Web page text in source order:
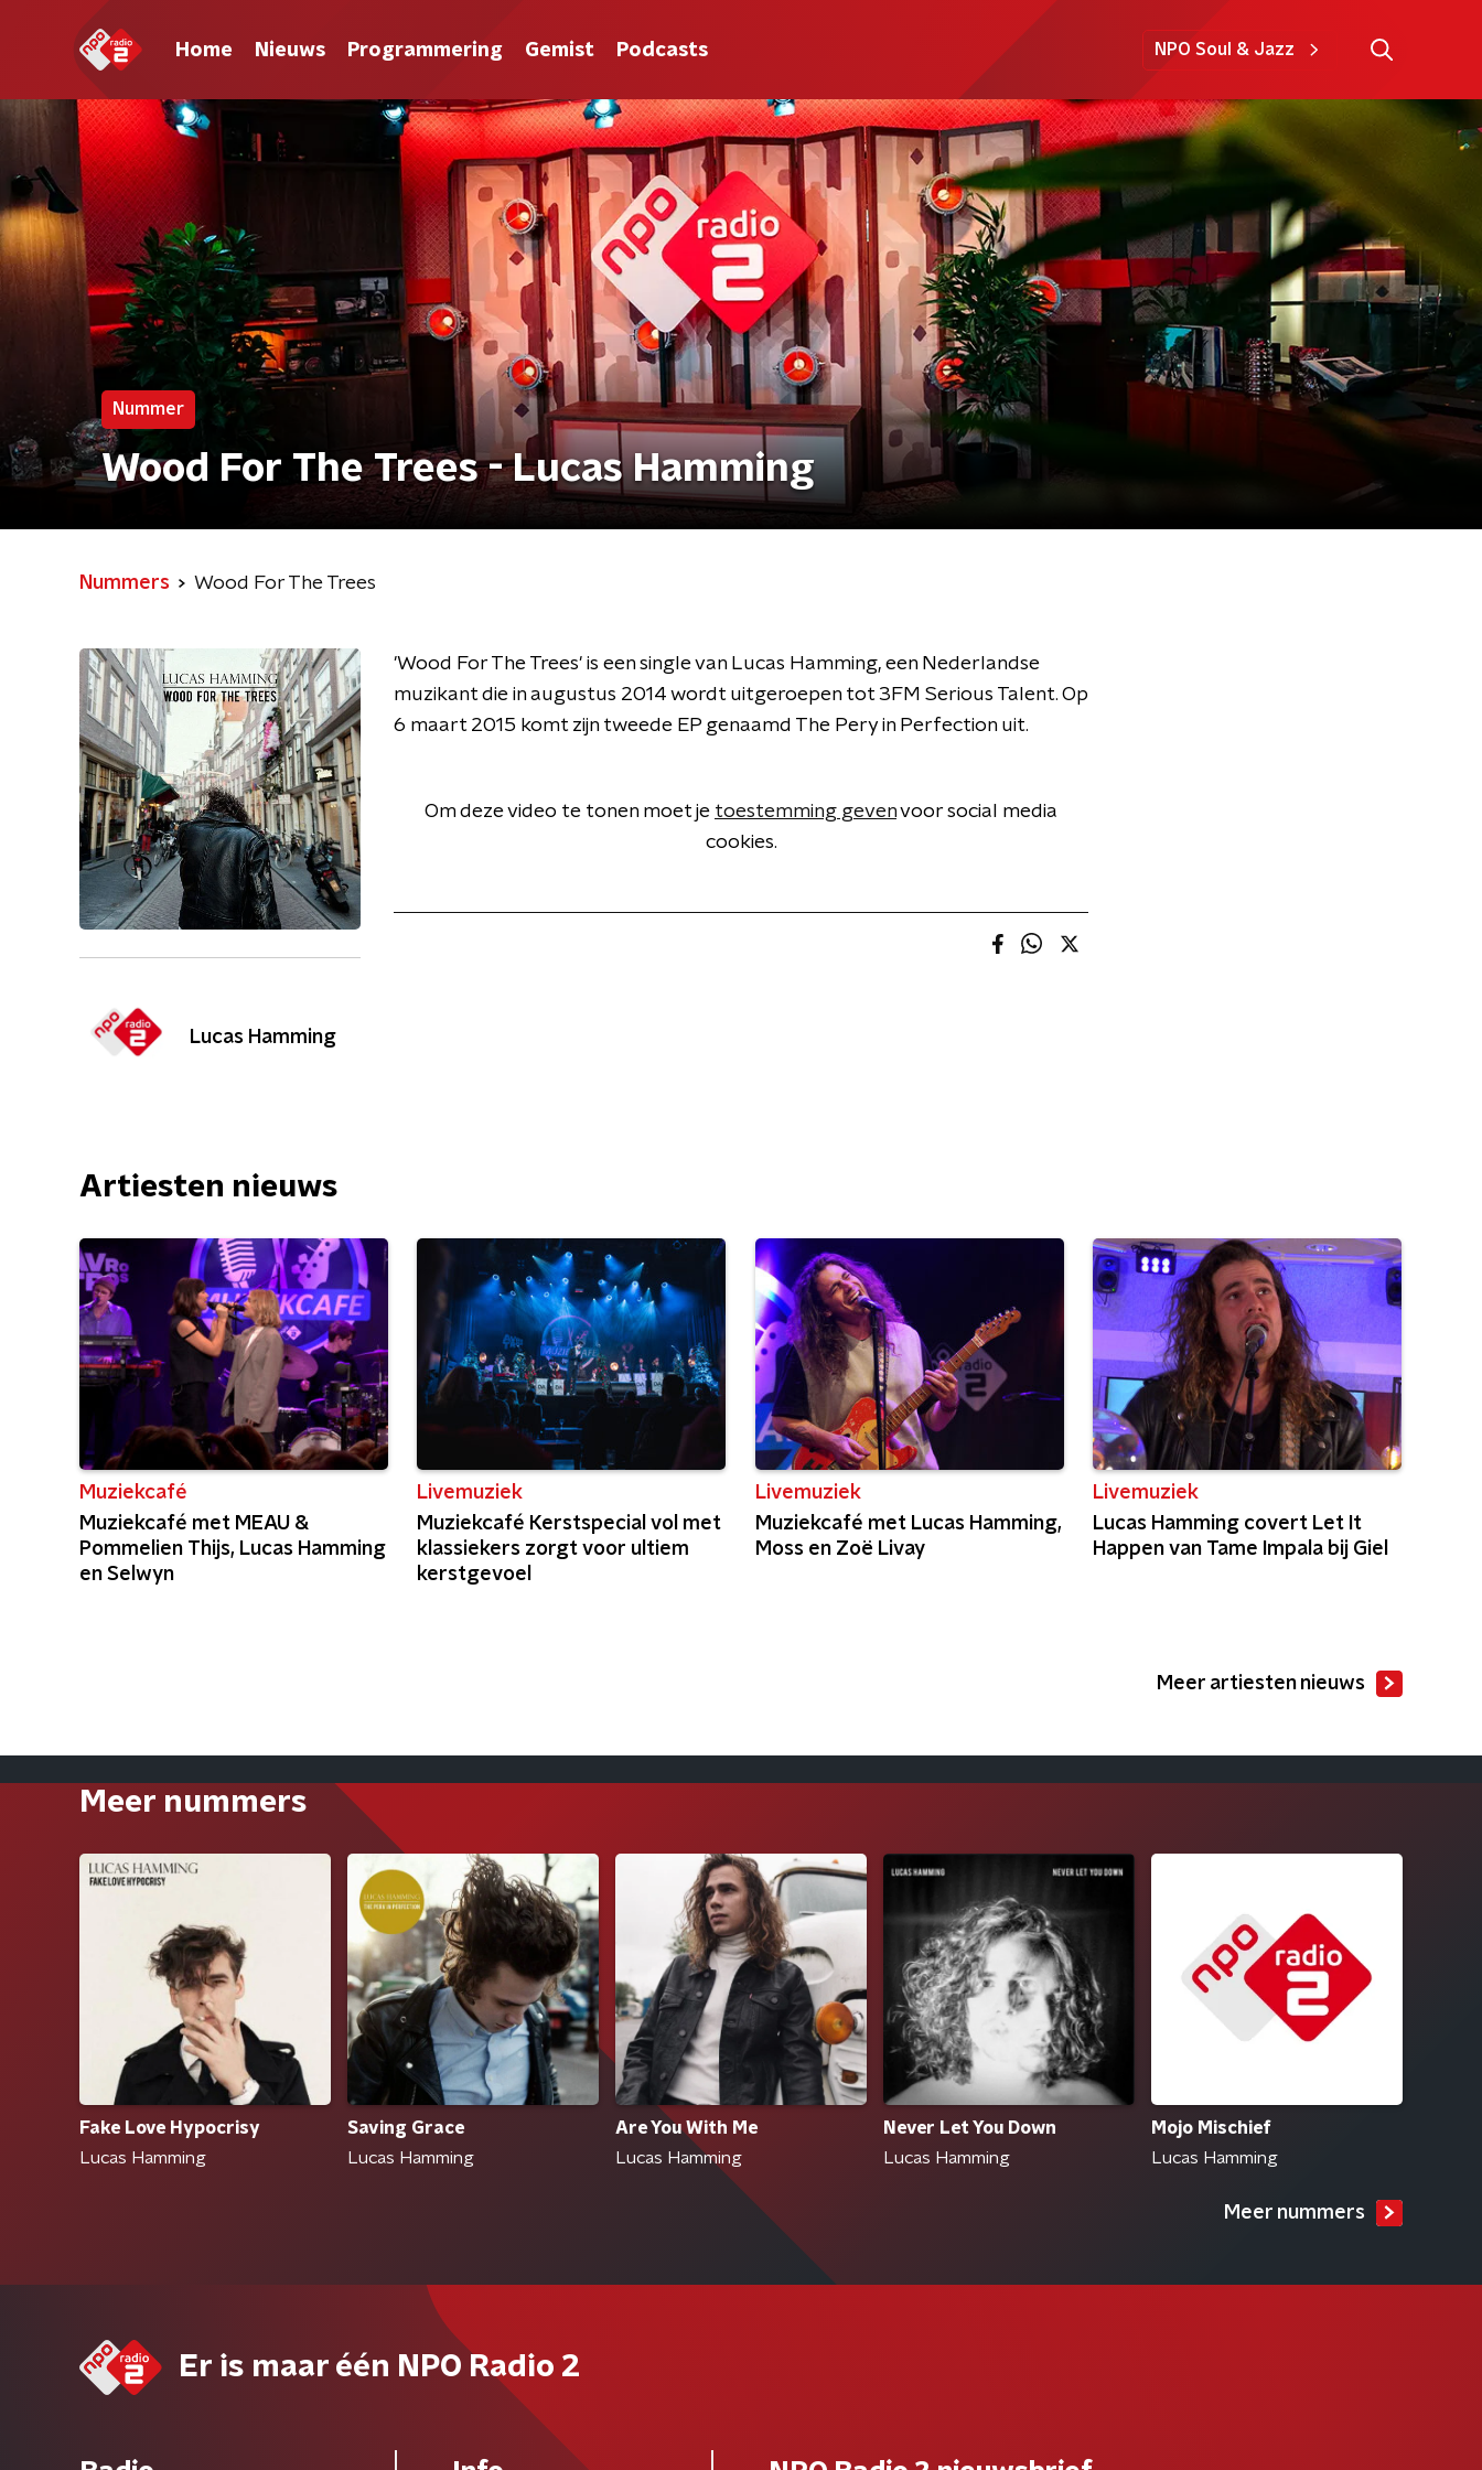
Home Nieuws Programmering Gemist Podcasts NPO Soul & Jazz
Nummer
Wood For The Trees - Lucas Hamming
Nummers Wood For The Trees
Lucas Hamming
'Wood For The Trees' is een single van Lucas Hamming, een Nederlandse
muzikant die in augustus 2014 wordt uitgeroepen tot 3FM Serious Talent. Op
6 maart 2015 komt zijn tweede EP genaamd The Pery in Perfection uit.
Om deze video te tonen moet je toestemming gevenvoor social media
cookies.
Artiesten nieuws
Muziekcafé
Muziekcafé met MEAU &
Pommelien Thijs, Lucas Hamming
en Selwyn
Livemuziek
Muziekcafé Kerstspecial vol met
klassiekers zorgt voor ultiem
kerstgevoel
Livemuziek
Muziekcafé met Lucas Hamming,
Moss en Zoë Livay
Livemuziek
Lucas Hamming covert Let It
Happen van Tame Impala bij Giel
Meer artiesten nieuws
Meer nummers
Fake Love Hypocrisy
Lucas Hamming
Saving Grace
Lucas Hamming
Are You With Me
Lucas Hamming
Never Let You Down
Lucas Hamming
Mojo Mischief
Lucas Hamming
Meer nummers
Er is maar één NPO Radio 2